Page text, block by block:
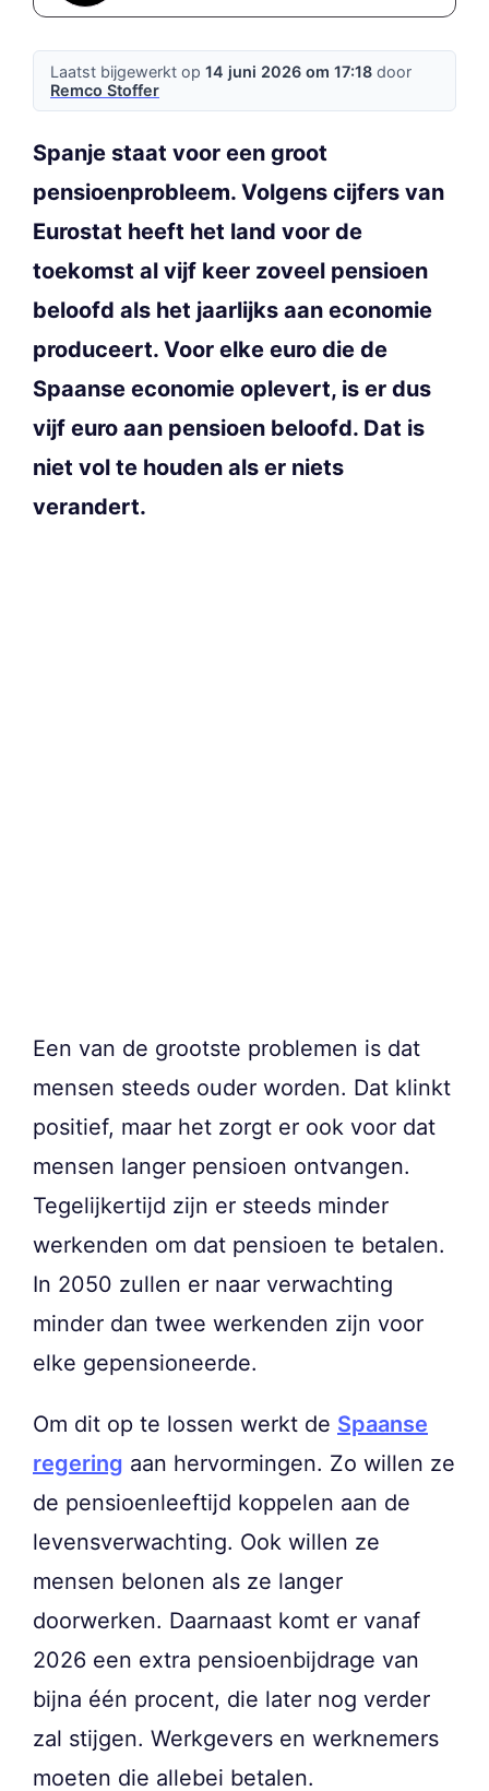
Laatst bijgewerkt op 14 juni 2026 om 17:18 door
Remco Stoffer
Spanje staat voor een groot
pensioenprobleem. Volgens cijfers van
Eurostat heeft het land voor de
toekomst al vijf keer zoveel pensioen
beloofd als het jaarlijks aan economie
produceert. Voor elke euro die de
Spaanse economie oplevert, is er dus
vijf euro aan pensioen beloofd. Dat is
niet vol te houden als er niets
verandert.
Een van de grootste problemen is dat
mensen steeds ouder worden. Dat klinkt
positief, maar het zorgt er ook voor dat
mensen langer pensioen ontvangen.
Tegelijkertijd zijn er steeds minder
werkenden om dat pensioen te betalen.
In 2050 zullen er naar verwachting
minder dan twee werkenden zijn voor
elke gepensioneerde.
Om dit op te lossen werkt de Spaanse
regering aan hervormingen. Zo willen ze
de pensioenleeftijd koppelen aan de
levensverwachting. Ook willen ze
mensen belonen als ze langer
doorwerken. Daarnaast komt er vanaf
2026 een extra pensioenbijdrage van
bijna één procent, die later nog verder
zal stijgen. Werkgevers en werknemers
moeten die allebei betalen.